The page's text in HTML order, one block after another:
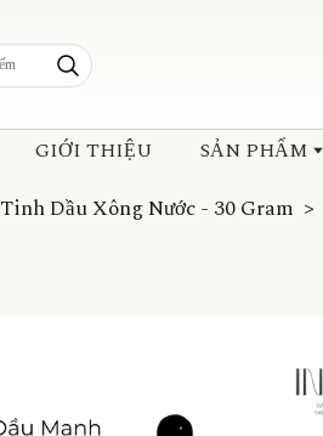
GIỚI THIỆU SẢN PHẨM
Tinh Dầu Xông Nước - 30 Gram